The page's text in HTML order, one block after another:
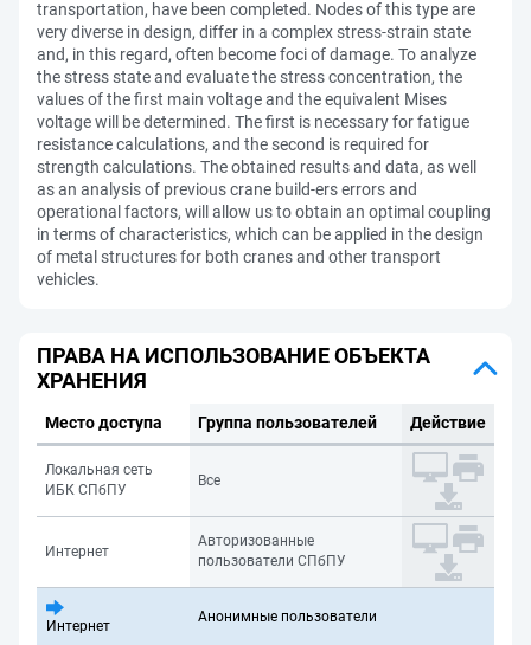
transportation, have been completed. Nodes of this type are
very diverse in design, differ in a complex stress-strain state
and, in this regard, often become foci of damage. To analyze
the stress state and evaluate the stress concentration, the
values of the first main voltage and the equivalent Mises
voltage will be determined. The first is necessary for fatigue
resistance calculations, and the second is required for
strength calculations. The obtained results and data, as well
as an analysis of previous crane build-ers errors and
operational factors, will allow us to obtain an optimal coupling
in terms of characteristics, which can be applied in the design
of metal structures for both cranes and other transport
vehicles.
ПРАВА НА ИСПОЛЬЗОВАНИЕ ОБЪЕКТА
ХРАНЕНИЯ
Место доступа Группа пользователей Действие
Локальная сеть
ИБК СПбПУ
Все
Интернет
Авторизованные
пользователи СПбПУ
Интернет
Анонимные пользователи